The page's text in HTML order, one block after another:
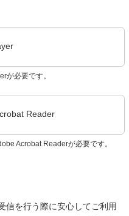
が必要です。
Reader
Acrobat Readerが必要です。
信を行う際に安心してご利用